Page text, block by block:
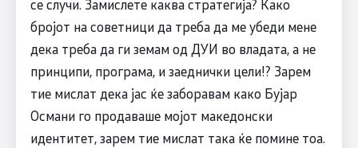
се случи. Замислете каква стратегија? Како
бројот на советници да треба да ме убеди мене
дека треба да ги земам од ДУИ во владата, а не
принципи, програма, и заеднички цели!? Зарем
тие мислат дека јас ќе заборавам како Бујар
Османи го продаваше мојот македонски
идентитет, зарем тие мислат така ќе помине тоа.